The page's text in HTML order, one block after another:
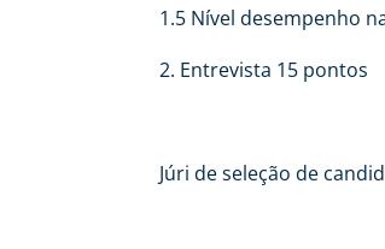
1.5 Nível desempenho
2. Entrevista 15 pontos
Júri de seleção de